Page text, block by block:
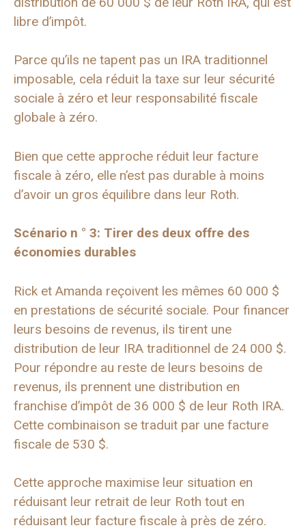
libre d’impôt.
Parce qu’ils ne tapent pas un IRA traditionnel
imposable, cela réduit la taxe sur leur sécurité
sociale à zéro et leur responsabilité fiscale
globale à zéro.
Bien que cette approche réduit leur facture
fiscale à zéro, elle n’est pas durable à moins
d’avoir un gros équilibre dans leur Roth.
Scénario n ° 3: Tirer des deux offre des
économies durables
Rick et Amanda reçoivent les mêmes 60 000 $
en prestations de sécurité sociale. Pour financer
leurs besoins de revenus, ils tirent une
distribution de leur IRA traditionnel de 24 000 $.
Pour répondre au reste de leurs besoins de
revenus, ils prennent une distribution en
franchise d’impôt de 36 000 $ de leur Roth IRA.
Cette combinaison se traduit par une facture
fiscale de 530 $.
Cette approche maximise leur situation en
réduisant leur retrait de leur Roth tout en
réduisant leur facture fiscale à près de zéro.